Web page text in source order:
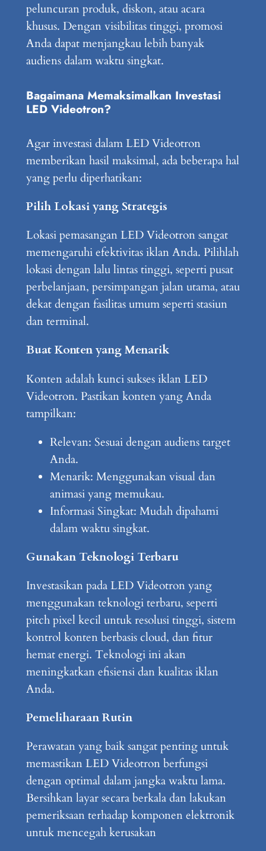
peluncuran produk, diskon, atau acara
khusus. Dengan visibilitas tinggi, promosi
Anda dapat menjangkau lebih banyak
audiens dalam waktu singkat.
Bagaimana Memaksimalkan Investasi
LED Videotron?
Agar investasi dalam LED Videotron
memberikan hasil maksimal, ada beberapa hal
yang perlu diperhatikan:
Pilih Lokasi yang Strategis
Lokasi pemasangan LED Videotron sangat
memengaruhi efektivitas iklan Anda. Pilihlah
lokasi dengan lalu lintas tinggi, seperti pusat
perbelanjaan, persimpangan jalan utama, atau
dekat dengan fasilitas umum seperti stasiun
dan terminal.
Buat Konten yang Menarik
Konten adalah kunci sukses iklan LED
Videotron. Pastikan konten yang Anda
tampilkan:
Relevan: Sesuai dengan audiens target
Anda.
Menarik: Menggunakan visual dan
animasi yang memukau.
Informasi Singkat: Mudah dipahami
dalam waktu singkat.
Gunakan Teknologi Terbaru
Investasikan pada LED Videotron yang
menggunakan teknologi terbaru, seperti
pitch pixel kecil untuk resolusi tinggi, sistem
kontrol konten berbasis cloud, dan fitur
hemat energi. Teknologi ini akan
meningkatkan efisiensi dan kualitas iklan
Anda.
Pemeliharaan Rutin
Perawatan yang baik sangat penting untuk
memastikan LED Videotron berfungsi
dengan optimal dalam jangka waktu lama.
Bersihkan layar secara berkala dan lakukan
pemeriksaan terhadap komponen elektronik
untuk mencegah kerusakan